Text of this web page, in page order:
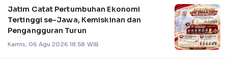
Jatim Catat Pertumbuhan Ekonomi
Tertinggi se-Jawa, Kemiskinan dan
Pengangguran Turun
Kamis, 06 Agu 2026 18:58 WIB